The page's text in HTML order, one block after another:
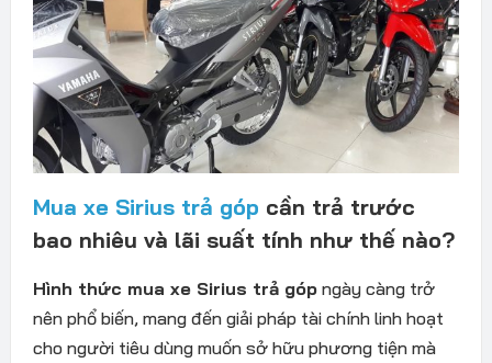
Mua xe Sirius trả góp cần trả trước
bao nhiêu và lãi suất tính như thế nào?
Hình thức mua xe Sirius trả gópngày càng trở
nên phổ biến, mang đến giải pháp tài chính linh hoạt
cho người tiêu dùng muốn sở hữu phương tiện mà